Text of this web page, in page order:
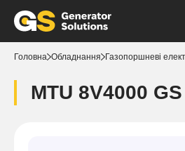
Головна Обладнання Газопоршневі
MTU 8V4000